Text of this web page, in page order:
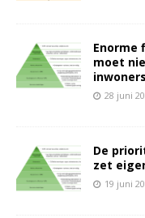
Enorme
moet
inwoners
28 juni
De
zet
19 juni